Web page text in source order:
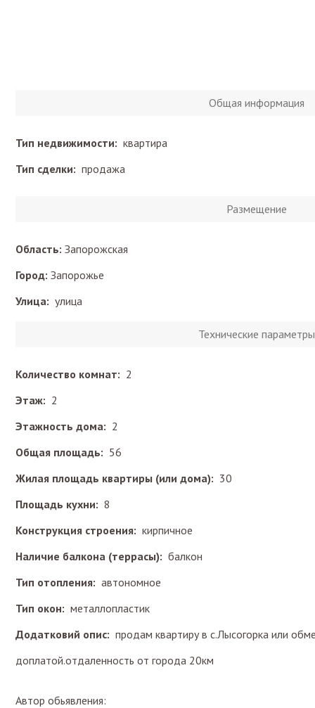
Общая информация
Тип недвижимости: квартира
Тип сделки: продажа
Размещение
Область: Запорожская
Город: Запорожье
Улица: улица
Технические параметры
Количество комнат: 2
Этаж: 2
Этажность дома: 2
Общая площадь: 56
Жилая площадь квартиры (или дома): 30
Площадь кухни: 8
Конструкция строения: кирпичное
Наличие балкона (террасы): балкон
Тип отопления: автономное
Тип окон: металлопластик
Додатковий опис: продам квартиру в с.Лысогорка или
доплатой.отдаленность от города 20км
Автор обьявления: